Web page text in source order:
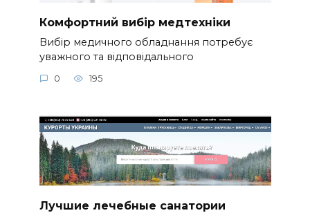
Комфортний вибір медтехніки
Вибір медичного обладнання потребує
уважного та відповідального
0 195
Лучшие лечебные санатории